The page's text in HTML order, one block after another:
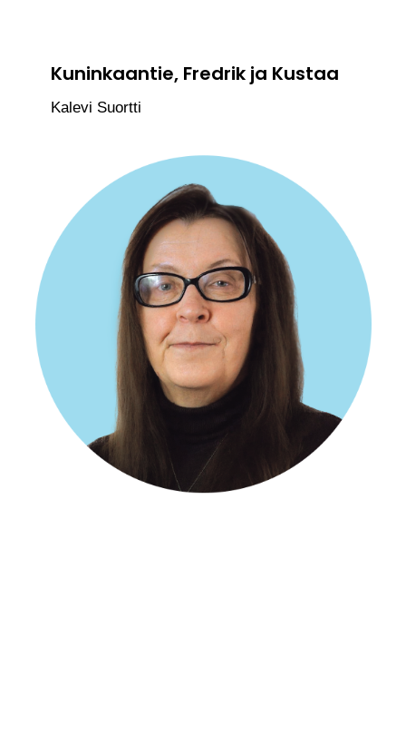
Kuninkaantie, Fredrik ja Kustaa
Kalevi Suortti